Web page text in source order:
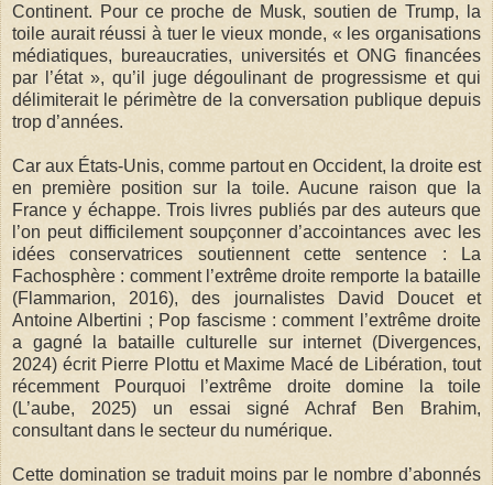
Continent. Pour ce proche de Musk, soutien de Trump, la
toile aurait réussi à tuer le vieux monde, « les organisations
médiatiques, bureaucraties, universités et ONG financées
par l’état », qu’il juge dégoulinant de progressisme et qui
délimiterait le périmètre de la conversation publique depuis
trop d’années.
Car aux États-Unis, comme partout en Occident, la droite est
en première position sur la toile. Aucune raison que la
France y échappe. Trois livres publiés par des auteurs que
l’on peut difficilement soupçonner d’accointances avec les
idées conservatrices soutiennent cette sentence : La
Fachosphère : comment l’extrême droite remporte la bataille
(Flammarion, 2016), des journalistes David Doucet et
Antoine Albertini ; Pop fascisme : comment l’extrême droite
a gagné la bataille culturelle sur internet (Divergences,
2024) écrit Pierre Plottu et Maxime Macé de Libération, tout
récemment Pourquoi l’extrême droite domine la toile
(L’aube, 2025) un essai signé Achraf Ben Brahim,
consultant dans le secteur du numérique.
Cette domination se traduit moins par le nombre d’abonnés